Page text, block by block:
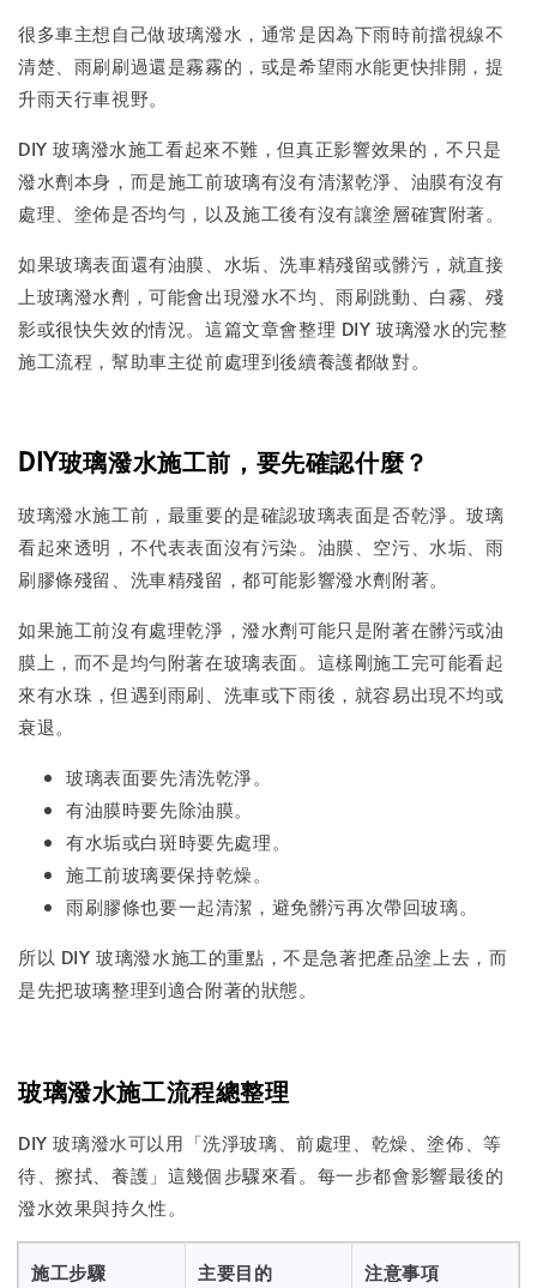
很多車主想自己做玻璃潑水，通常是因為下雨時前擋視線不
清楚、雨刷刷過還是霧霧的，或是希望雨水能更快排開，提
升雨天行車視野。
DIY 玻璃潑水施工看起來不難，但真正影響效果的，不只是
潑水劑本身，而是施工前玻璃有沒有清潔乾淨、油膜有沒有
處理、塗佈是否均勻，以及施工後有沒有讓塗層確實附著。
如果玻璃表面還有油膜、水垢、洗車精殘留或髒污，就直接
上玻璃潑水劑，可能會出現潑水不均、雨刷跳動、白霧、殘
影或很快失效的情況。這篇文章會整理 DIY 玻璃潑水的完整
施工流程，幫助車主從前處理到後續養護都做對。
DIY玻璃潑水施工前，要先確認什麼？
玻璃潑水施工前，最重要的是確認玻璃表面是否乾淨。玻璃
看起來透明，不代表表面沒有污染。油膜、空污、水垢、雨
刷膠條殘留、洗車精殘留，都可能影響潑水劑附著。
如果施工前沒有處理乾淨，潑水劑可能只是附著在髒污或油
膜上，而不是均勻附著在玻璃表面。這樣剛施工完可能看起
來有水珠，但遇到雨刷、洗車或下雨後，就容易出現不均或
衰退。
玻璃表面要先清洗乾淨。
有油膜時要先除油膜。
有水垢或白斑時要先處理。
施工前玻璃要保持乾燥。
雨刷膠條也要一起清潔，避免髒污再次帶回玻璃。
所以 DIY 玻璃潑水施工的重點，不是急著把產品塗上去，而
是先把玻璃整理到適合附著的狀態。
玻璃潑水施工流程總整理
DIY 玻璃潑水可以用「洗淨玻璃、前處理、乾燥、塗佈、等
待、擦拭、養護」這幾個步驟來看。每一步都會影響最後的
潑水效果與持久性。
施工步驟 主要目的 注意事項